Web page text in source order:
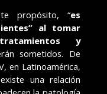
propósito, “es
al tomar
y
sometidos. De
en Latinoamérica,
una relación